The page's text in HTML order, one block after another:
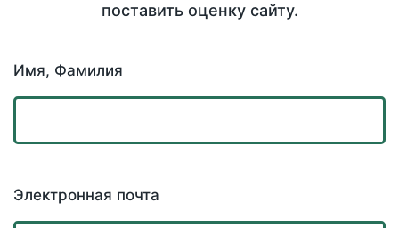
поставить оценку сайту.
Имя, Фамилия
Электронная почта